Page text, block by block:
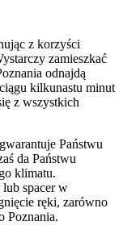
z korzyści
zamieszkać
odnajdą
kilkunastu minut
z wszystkich
Państwu
da Państwu
klimatu.
spacer w
ręki, zarówno
Poznania.